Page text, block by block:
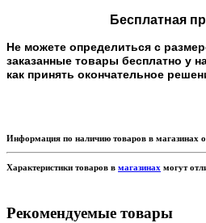
Бесплатная
Не можете определиться с
заказанные товары бесплатно у
как принять окончательное
Информация по наличию товаров в магазинах
Характеристики товаров в магазинах могут
Рекомендуемые товары